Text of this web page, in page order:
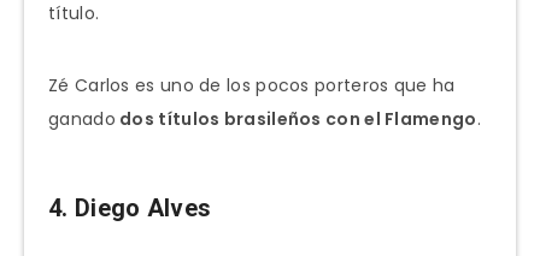
título.
Zé Carlos es uno de los pocos porteros que ha
ganado dos títulos brasileños con el Flamengo.
4. Diego Alves